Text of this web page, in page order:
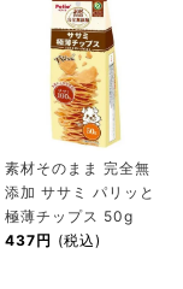
素材そのまま 完全無
添加 ササミ パリッと
極薄チップス 50g
437円 (税込)